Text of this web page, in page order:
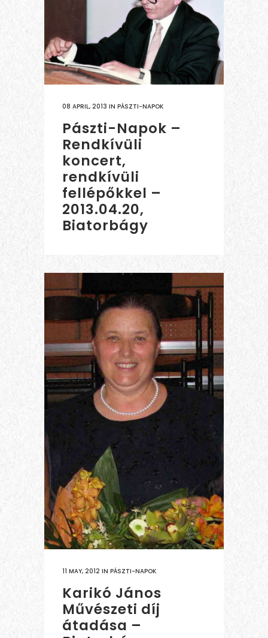
08 APRIL, 2013 IN PÁSZTI-NAPOK
Pászti-Napok –
Rendkívüli
koncert,
rendkívüli
fellépőkkel –
2013.04.20,
Biatorbágy
11 MAY, 2012 IN PÁSZTI-NAPOK
Karikó János
Művészeti díj
átadása –